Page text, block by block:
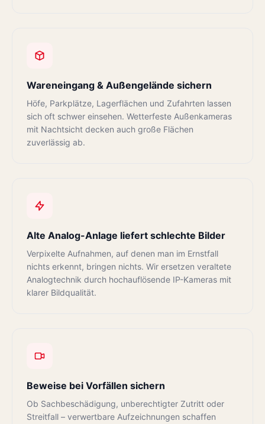
Wareneingang & Außengelände sichern
Höfe, Parkplätze, Lagerflächen und Zufahrten lassen
sich oft schwer einsehen. Wetterfeste Außenkameras
mit Nachtsicht decken auch große Flächen
zuverlässig ab.
Alte Analog-Anlage liefert schlechte Bilder
Verpixelte Aufnahmen, auf denen man im Ernstfall
nichts erkennt, bringen nichts. Wir ersetzen veraltete
Analogtechnik durch hochauflösende IP-Kameras mit
klarer Bildqualität.
Beweise bei Vorfällen sichern
Ob Sachbeschädigung, unberechtigter Zutritt oder
Streitfall – verwertbare Aufzeichnungen schaffen